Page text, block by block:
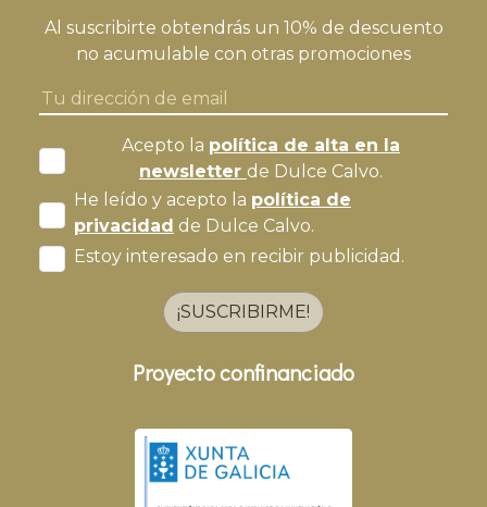
Al suscribirte obtendrás un 10% de descuento
no acumulable con otras promociones
Acepto la política de alta en la
newsletter de Dulce Calvo.
He leído y acepto la política de
privacidad de Dulce Calvo.
Estoy interesado en recibir publicidad.
¡SUSCRIBIRME!
Proyecto confinanciado